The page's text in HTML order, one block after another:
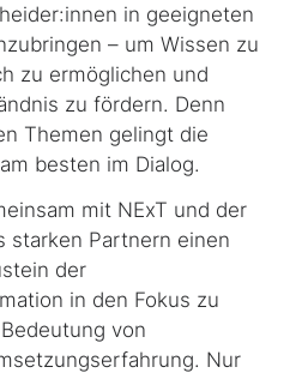
in geeigneten
– um Wissen zu
zu ermöglichen und
zu fördern. Denn
Themen gelingt die
besten im Dialog.
mit NExT und der
starken Partnern einen
der
in den Fokus zu
von
Nur